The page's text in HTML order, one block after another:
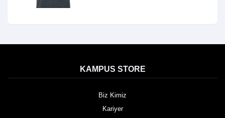
KAMPUS STORE
Biz Kimiz
Kariyer